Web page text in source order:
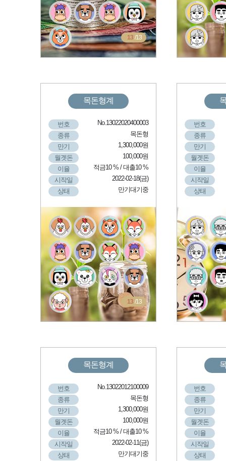
13 /13
목돈형계
번호
No.13022020400003
종류
목돈형
만기
1,300,000원
월곗돈
100,000원
이율
적금10 % / 대출10 %
시작일
2022-02-18(금)
상태
만기대기중
13 /13
번호
종류
만기
월곗돈
이율
시작일
상태
목돈형계
번호
No.13022012100009
종류
목돈형
만기
1,300,000원
월곗돈
100,000원
이율
적금10 % / 대출10 %
시작일
2022-02-11(금)
상태
만기대기중
번호
종류
만기
월곗돈
이율
시작일
상태